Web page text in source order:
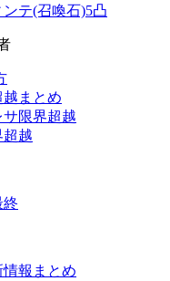
テ(召喚石)5凸
まとめ
限界超越
超越
終
情報まとめ